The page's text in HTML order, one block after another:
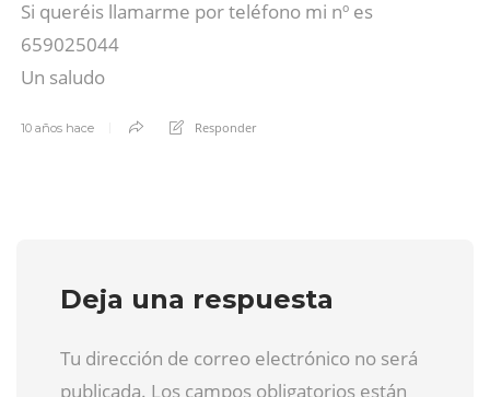
Si queréis llamarme por teléfono mi nº es
659025044
Un saludo
10 años hace Responder
Deja una respuesta
Tu dirección de correo electrónico no será
publicada. Los campos obligatorios están